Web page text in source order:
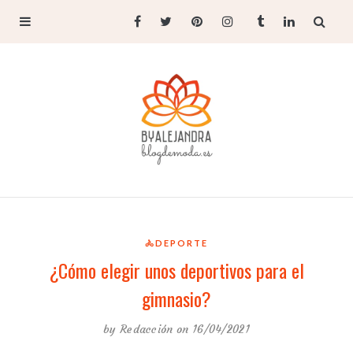
🚴DEPORTE
¿Cómo elegir unos deportivos para el
gimnasio?
by Redacción on 16/04/2021